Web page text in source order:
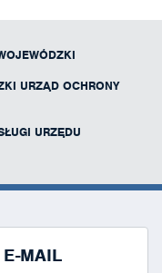
URZĄD OCHRONY
URZĘDU
MAIL